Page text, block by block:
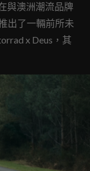
與澳洲潮流品牌
出了一輛前所未
x Deus，其